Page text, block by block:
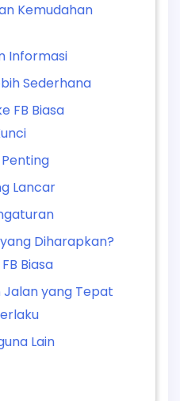
Kemudahan
Informasi
Sederhana
FB Biasa
Lancar
Diharapkan?
Biasa
Jalan yang Tepat
Lain